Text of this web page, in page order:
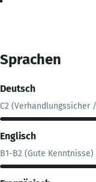
Sprachen
Deutsch
C2 (Verhandlungssicher
Englisch
B1-B2 (Gute Kenntnisse)